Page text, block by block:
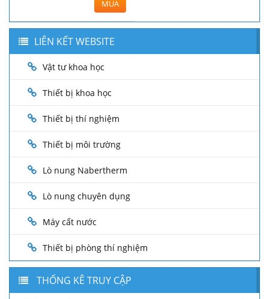
MUA
LIÊN KẾT WEBSITE
Vật tư khoa học
Thiết bị khoa học
Thiết bị thí nghiệm
Thiết bị môi trường
Lò nung Nabertherm
Lò nung chuyên dụng
Máy cất nước
Thiết bị phòng thí nghiệm
THỐNG KÊ TRUY CẬP